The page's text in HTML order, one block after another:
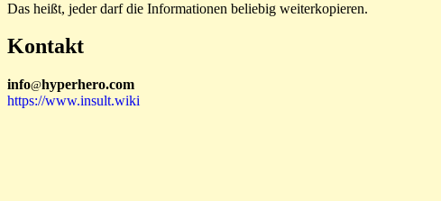
Das heißt, jeder darf die Informationen beliebig weiterkopieren.
Kontakt
info@hyperhero.com
https://www.insult.wiki